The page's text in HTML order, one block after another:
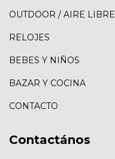
OUTDOOR / AIRE LIBRE
RELOJES
BEBES Y NIÑOS
BAZAR Y COCINA
CONTACTO
Contactános